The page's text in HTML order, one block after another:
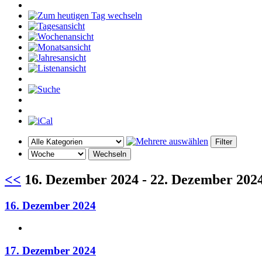
<< 16. Dezember 2024 - 22. Dezember
16. Dezember 2024
17. Dezember 2024